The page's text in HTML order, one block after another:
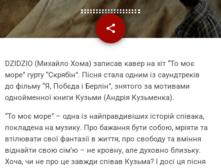
share
email
DZIDZIO (Михайло Хома) записав кавер на хіт “То моє
море” гурту “Скрябін”. Пісня стала одним із саундтреків
до фільму “Я, Побєда і Берлін”, знятого за мотивами
однойменної книги Кузьми (Андрія Кузьменка).
“То моє море” – одна із найправдивіших історій співака,
покладена на музику. Про бажання бути собою, мріяти та
втілювати свої фантазії в життя, про свободу та вміння
віднайти свою сім’ю – не кровну, але духовно близьку.
Хоча, чи не про це завжди співав Кузьма? І досі ця пісня